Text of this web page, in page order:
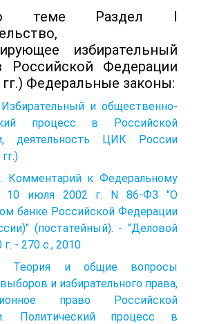
теме Раздел I
избирательный
Российской Федерации
гг.) Федеральные законы:
и общественно-
процесс в Российской
деятельность ЦИК России
Комментарий к Федеральному
10 июля 2002 г. N 86-ФЗ "О
банке Российской Федерации
(постатейный). - "Деловой
- 270 с., 2010
Теория и общие вопросы
и избирательного права,
право Российской
Политический процесс в